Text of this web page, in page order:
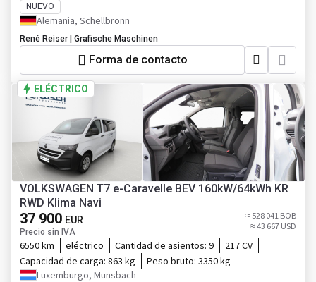
NUEVO
Alemania, Schellbronn
René Reiser | Grafische Maschinen
Forma de contacto
ELÉCTRICO
VOLKSWAGEN T7 e-Caravelle BEV 160kW/64kWh KR
RWD Klima Navi
37 900 EUR
Precio sin IVA
≈ 528 041 BOB
≈ 43 667 USD
6550 km eléctrico Cantidad de asientos: 9
217 CV
Capacidad de carga: 863 kg Peso bruto: 3350 kg
Luxemburgo, Munsbach